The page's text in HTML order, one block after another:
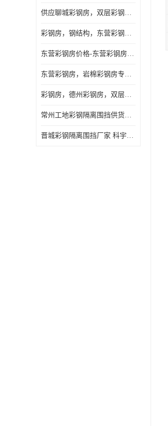
供应聊城彩钢房，双层彩钢房，岩棉彩钢房，彩钢快装房
彩钢房，钢结构，东营彩钢房，双层彩钢房，施工围挡
东营彩钢房价格-东营彩钢房批发
东营彩钢房，岩棉彩钢房专业制作安装
彩钢房，德州彩钢房，双层彩钢房，岩棉彩钢房供应商
常州工地彩钢隔离围挡供货商 科宇钢构工程
晋城彩钢隔离围挡厂家 科宇钢构工程